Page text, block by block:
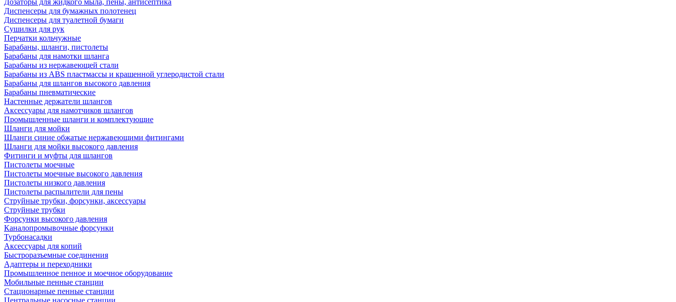
Дозаторы для жидкого мыла, пены, антисептика
Диспенсеры для бумажных полотенец
Диспенсеры для туалетной бумаги
Сушилки для рук
Перчатки кольчужные
Барабаны, шланги, пистолеты
Барабаны для намотки шланга
Барабаны из нержавеющей стали
Барабаны из ABS пластмассы и крашенной углеродистой стали
Барабаны для шлангов высокого давления
Барабаны пневматические
Настенные держатели шлангов
Аксессуары для намотчиков шлангов
Промышленные шланги и комплектующие
Шланги для мойки
Шланги синие обжатые нержавеющими фитингами
Шланги для мойки высокого давления
Фитинги и муфты для шлангов
Пистолеты моечные
Пистолеты моечные высокого давления
Пистолеты низкого давления
Пистолеты распылители для пены
Струйные трубки, форсунки, аксессуары
Струйные трубки
Форсунки высокого давления
Каналопромывочные форсунки
Турбонасадки
Аксессуары для копий
Быстроразъемные соединения
Адаптеры и переходники
Промышленное пенное и моечное оборудование
Мобильные пенные станции
Стационарные пенные станции